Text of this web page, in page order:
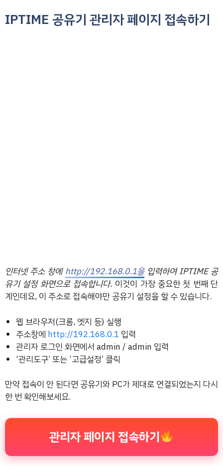
IPTIME 공유기 관리자 페이지 접속하기
인터넷 주소 창에 http://192.168.0.1을입력하여 IPTIME 공
유기 설정 화면으로 접속합니다. 이것이 가장 중요한 첫 번째 단
계인데요, 이 주소로 접속해야만 공유기 설정을 할 수 있습니다.
웹 브라우저(크롬, 엣지 등) 실행
주소창에 http://192.168.0.1 입력
관리자 로그인 화면에서 admin / admin 입력
‘관리도구’ 또는 ‘고급설정’ 클릭
만약 접속이 안 된다면 공유기와 PC가 제대로 연결되었는지 다시
한 번 확인해보세요.
관리자 페이지 접속하기